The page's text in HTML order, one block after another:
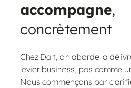
accompagne,
concrètement
Chez Dalt, on aborde la
levier business, pas comme
Nous commençons par